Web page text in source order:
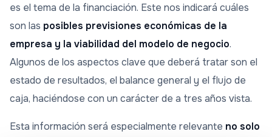
es el tema de la financiación. Este nos indicará cuáles
son las posibles previsiones económicas de la
empresa y la viabilidad del modelo de negocio.
Algunos de los aspectos clave que deberá tratar son el
estado de resultados, el balance general y el flujo de
caja, haciéndose con un carácter de a tres años vista.
Esta información será especialmente relevante no solo